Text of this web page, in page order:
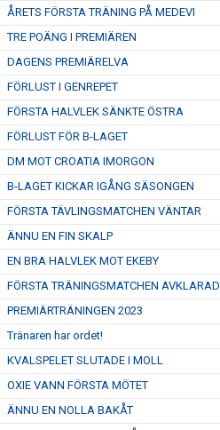
ÅRETS FÖRSTA TRÄNING PÅ MEDEVI
TRE POÄNG I PREMIÄREN
DAGENS PREMIÄRELVA
FÖRLUST I GENREPET
FÖRSTA HALVLEK SÄNKTE ÖSTRA
FÖRLUST FÖR B-LAGET
DM MOT CROATIA IMORGON
B-LAGET KICKAR IGÅNG SÄSONGEN
FÖRSTA TÄVLINGSMATCHEN VÄNTAR
ÄNNU EN FIN SKALP
EN BRA HALVLEK MOT EKEBY
FÖRSTA TRÄNINGSMATCHEN AVKLARAD
PREMIÄRTRÄNINGEN 2023
Tränaren har ordet!
KVALSPELET SLUTADE I MOLL
OXIE VANN FÖRSTA MÖTET
ÄNNU EN NOLLA BAKÅT